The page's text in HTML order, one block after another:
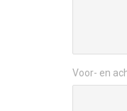
Voor- en